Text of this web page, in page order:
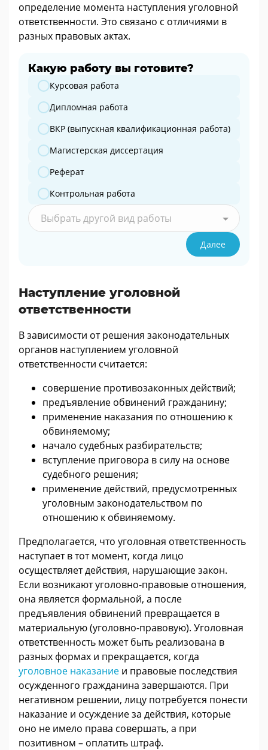
определение момента наступления уголовной
ответственности. Это связано с отличиями в
разных правовых актах.
Какую работу вы готовите?
Какую работу вы готовите?
Курсовая работа
Дипломная работа
ВКР (выпускная квалификационная работа)
Магистерская диссертация
Реферат
Контрольная работа
Выбрать другой вид работы
Далее
Наступление уголовной
ответственности
В зависимости от решения законодательных
органов наступлением уголовной
ответственности считается:
совершение противозаконных действий;
предъявление обвинений гражданину;
применение наказания по отношению к
обвиняемому;
начало судебных разбирательств;
вступление приговора в силу на основе
судебного решения;
применение действий, предусмотренных
уголовным законодательством по
отношению к обвиняемому.
Предполагается, что уголовная ответственность
наступает в тот момент, когда лицо
осуществляет действия, нарушающие закон.
Если возникают уголовно-правовые отношения,
она является формальной, а после
предъявления обвинений превращается в
материальную (уголовно-правовую). Уголовная
ответственность может быть реализована в
разных формах и прекращается, когда
уголовное наказание и правовые последствия
осужденного гражданина завершаются. При
негативном решении, лицу потребуется понести
наказание и осуждение за действия, которые
оно не имело права совершать, а при
позитивном – оплатить штраф.